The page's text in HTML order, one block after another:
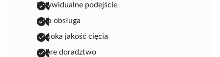
indywidualne podejście
miła obsługa
wysoka jakość cięcia
dobre doradztwo